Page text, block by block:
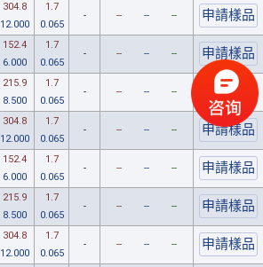
304.8
12.000
1.7
0.065
- -- -- --
152.4
6.000
1.7
0.065
- -- -- --
215.9
8.500
1.7
0.065
- -- -- --
304.8
12.000
1.7
0.065
- -- -- --
152.4
6.000
1.7
0.065
- -- -- --
215.9
8.500
1.7
0.065
- -- -- --
304.8
12.000
1.7
0.065
- -- -- --